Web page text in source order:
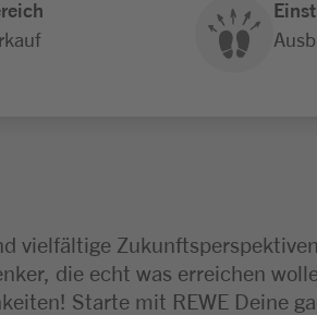
vielfältige
die echt was erreichen
Starte mit REWE Deine